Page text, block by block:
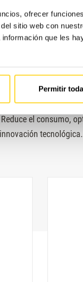
ofrecer
sitio web con
que les
Permitir
el consumo,
tecnológica.